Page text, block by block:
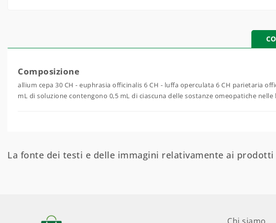
Composizione
allium cepa 30 CH - euphrasia officinalis 6 CH - luffa operculata 6 CH parietaria
mL di soluzione contengono 0,5 mL di ciascuna delle sostanze omeopatiche
La fonte dei testi e delle immagini relativamente ai